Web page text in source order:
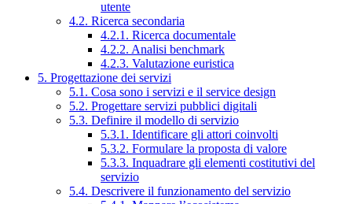
utente
4.2. Ricerca secondaria
4.2.1. Ricerca documentale
4.2.2. Analisi benchmark
4.2.3. Valutazione euristica
5. Progettazione dei servizi
5.1. Cosa sono i servizi e il service design
5.2. Progettare servizi pubblici digitali
5.3. Definire il modello di servizio
5.3.1. Identificare gli attori coinvolti
5.3.2. Formulare la proposta di valore
5.3.3. Inquadrare gli elementi costitutivi del
servizio
5.4. Descrivere il funzionamento del servizio